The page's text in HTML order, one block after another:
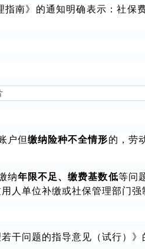
南》的通知明确表示：社保
户但缴纳险种不全情形的，劳
纳年限不足、缴费基数低等问
人单位补缴或社保管理部门强
干问题的指导意见（试行）》